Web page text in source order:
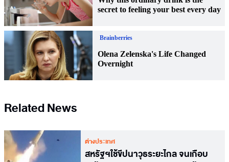
Related News
ต่างประเทศ
สหรัฐฯใช้ขีปนาวุธระยะไกล จนเกือบ